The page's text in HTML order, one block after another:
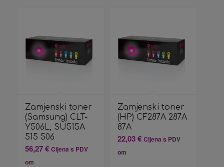
Zamjenski toner
(Samsung) CLT-
Y506L, SU515A
515 506
56,27€ Cijena s PDV
om
Zamjenski toner
(HP) CF287A 287A
87A
22,03€ Cijena s PDV
om